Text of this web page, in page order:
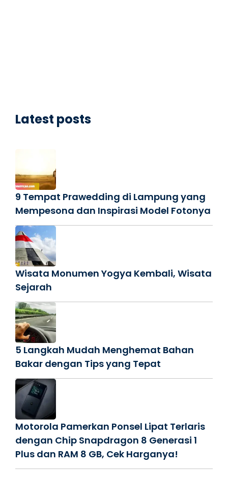
Latest posts
9 Tempat Prawedding di Lampung yang
Mempesona dan Inspirasi Model Fotonya
Wisata Monumen Yogya Kembali, Wisata
Sejarah
5 Langkah Mudah Menghemat Bahan
Bakar dengan Tips yang Tepat
Motorola Pamerkan Ponsel Lipat Terlaris
dengan Chip Snapdragon 8 Generasi 1
Plus dan RAM 8 GB, Cek Harganya!